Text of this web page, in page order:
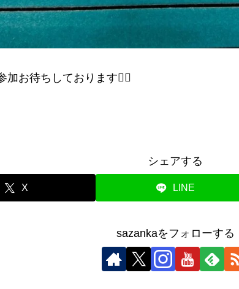
加お待ちしております🙇‍♀️
シェアする
X LINE
sazankaをフォローする